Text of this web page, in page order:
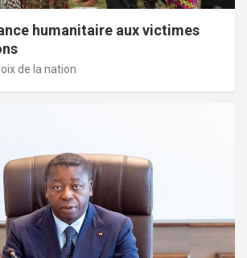
humanitaire aux victimes
de la nation